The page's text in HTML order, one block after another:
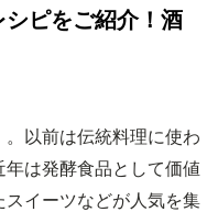
シピをご紹介！酒
以前は伝統料理に使わ
は発酵食品として価値
イーツなどが人気を集